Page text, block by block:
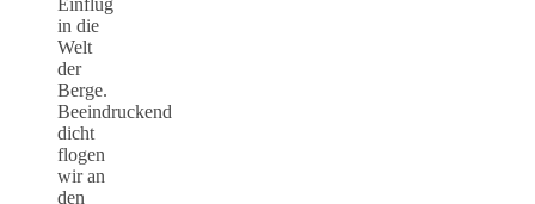
Einflug
in die
Welt
der
Berge.
Beeindruckend
dicht
flogen
wir an
den